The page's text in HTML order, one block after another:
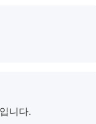
니다.